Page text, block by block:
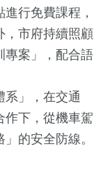
行免費課程，
，市府持續照顧
專案」，配合語
系」，在交通
作下，從機車駕
的安全防線。